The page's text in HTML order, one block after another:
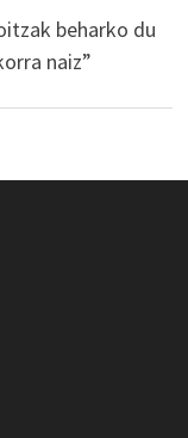
beharko du
naiz”